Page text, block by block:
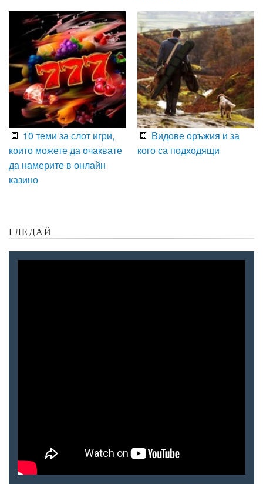
10 теми за слот игри,
които можете да очаквате
да намерите в онлайн
казино
Видове оръжия и за
кого са подходящи
ГЛЕДАЙ